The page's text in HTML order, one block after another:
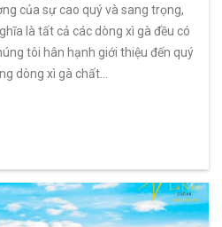
của sự cao quý và sang trọng,
là tất cả các dòng xì gà đều có
tôi hân hạnh giới thiệu đến quý
dòng xì gà chất…